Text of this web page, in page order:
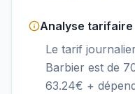
Analyse tarifaire
Le tarif
Barbier est de
63.24€ +